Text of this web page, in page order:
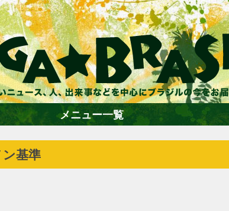
ホーム
メニュー一覧
基準